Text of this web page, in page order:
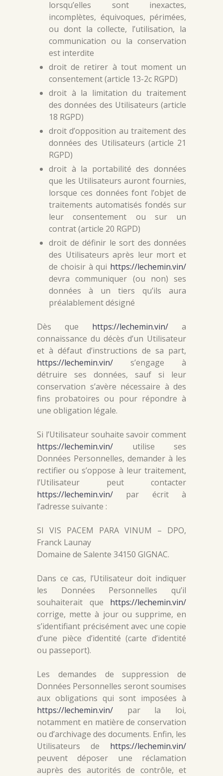
lorsqu’elles sont inexactes,
incomplètes, équivoques, périmées,
ou dont la collecte, l’utilisation, la
communication ou la conservation
est interdite
droit de retirer à tout moment un
consentement (article 13-2c RGPD)
droit à la limitation du traitement
des données des Utilisateurs (article
18 RGPD)
droit d’opposition au traitement des
données des Utilisateurs (article 21
RGPD)
droit à la portabilité des données
que les Utilisateurs auront fournies,
lorsque ces données font l’objet de
traitements automatisés fondés sur
leur consentement ou sur un
contrat (article 20 RGPD)
droit de définir le sort des données
des Utilisateurs après leur mort et
de choisir à qui https://lechemin.vin/
devra communiquer (ou non) ses
données à un tiers qu’ils aura
préalablement désigné
Dès que https://lechemin.vin/ a
connaissance du décès d’un Utilisateur
et à défaut d’instructions de sa part,
https://lechemin.vin/ s’engage à
détruire ses données, sauf si leur
conservation s’avère nécessaire à des
fins probatoires ou pour répondre à
une obligation légale.
Si l’Utilisateur souhaite savoir comment
https://lechemin.vin/ utilise ses
Données Personnelles, demander à les
rectifier ou s’oppose à leur traitement,
l’Utilisateur peut contacter
https://lechemin.vin/ par écrit à
l’adresse suivante :
SI VIS PACEM PARA VINUM – DPO,
Franck Launay
Domaine de Salente 34150 GIGNAC.
Dans ce cas, l’Utilisateur doit indiquer
les Données Personnelles qu’il
souhaiterait que https://lechemin.vin/
corrige, mette à jour ou supprime, en
s’identifiant précisément avec une copie
d’une pièce d’identité (carte d’identité
ou passeport).
Les demandes de suppression de
Données Personnelles seront soumises
aux obligations qui sont imposées à
https://lechemin.vin/ par la loi,
notamment en matière de conservation
ou d’archivage des documents. Enfin, les
Utilisateurs de https://lechemin.vin/
peuvent déposer une réclamation
auprès des autorités de contrôle, et